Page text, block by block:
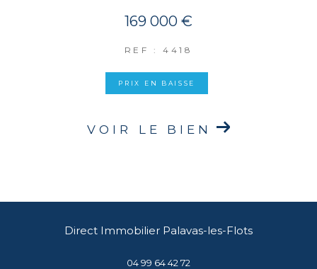
169 000 €
REF : 4418
PRIX EN BAISSE
VOIR LE BIEN
Direct Immobilier Palavas-les-Flots
04 99 64 42 72